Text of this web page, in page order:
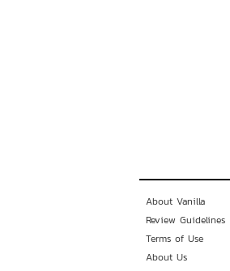
About Vanilla
Review Guidelines
Terms of Use
About Us